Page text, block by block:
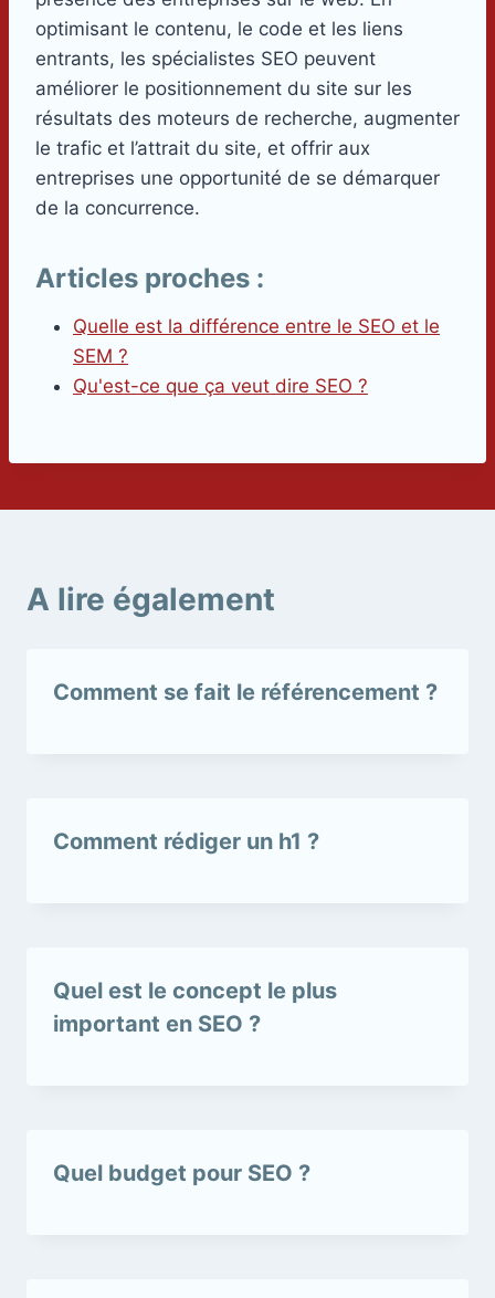
optimisant le contenu, le code et les liens
entrants, les spécialistes SEO peuvent
améliorer le positionnement du site sur les
résultats des moteurs de recherche, augmenter
le trafic et l’attrait du site, et offrir aux
entreprises une opportunité de se démarquer
de la concurrence.
Articles proches :
Quelle est la différence entre le SEO et le
SEM ?
Qu'est-ce que ça veut dire SEO ?
A lire également
Comment se fait le référencement ?
Comment rédiger un h1 ?
Quel est le concept le plus
important en SEO ?
Quel budget pour SEO ?